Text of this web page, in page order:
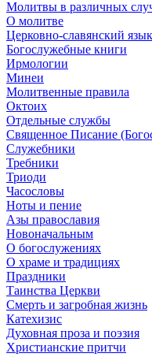
Молитвы в различных
О молитве
Церковно-славянский язык
Богослужебные книги
Ирмологии
Минеи
Молитвенные правила
Октоих
Отдельные службы
Священное Писание
Служебники
Требники
Триоди
Часословы
Ноты и пение
Азы православия
Новоначальным
О богослужениях
О храме и традициях
Праздники
Таинства Церкви
Смерть и загробная жизнь
Катехизис
Духовная проза и поэзия
Христианские притчи